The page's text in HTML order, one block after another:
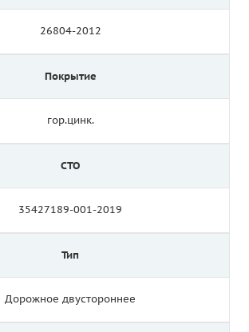
26804-2012
Покрытие
гор.цинк.
СТО
35427189-001-2019
Тип
Дорожное двустороннее